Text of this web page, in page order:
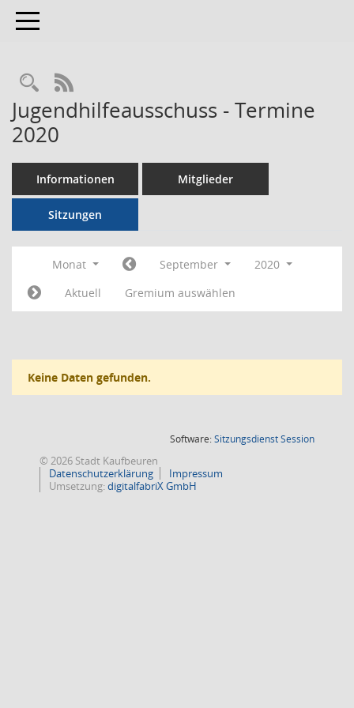
Toggle navigation
RSS-Feed
Jugendhilfeausschuss - Termine
2020
Informationen Mitglieder
Sitzungen
Monat September
2020
Aktuell
Gremium auswählen
Keine Daten gefunden.
Software:SitzungsdienstSession(Wird in
© 2026 Stadt Kaufbeuren
Datenschutzerklärung
Impressum
Umsetzung:digitalfabriX GmbH